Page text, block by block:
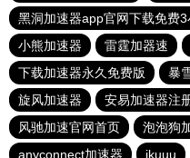
黑洞加速器app官网下载免费3
小熊加速器
雷霆加器速
下载加速器永久免费版
暴
旋风加速器
安易加速器注
风驰加速官网首页
泡泡狗
anyconnect加速器
ikuuu